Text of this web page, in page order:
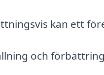
kan ett
och